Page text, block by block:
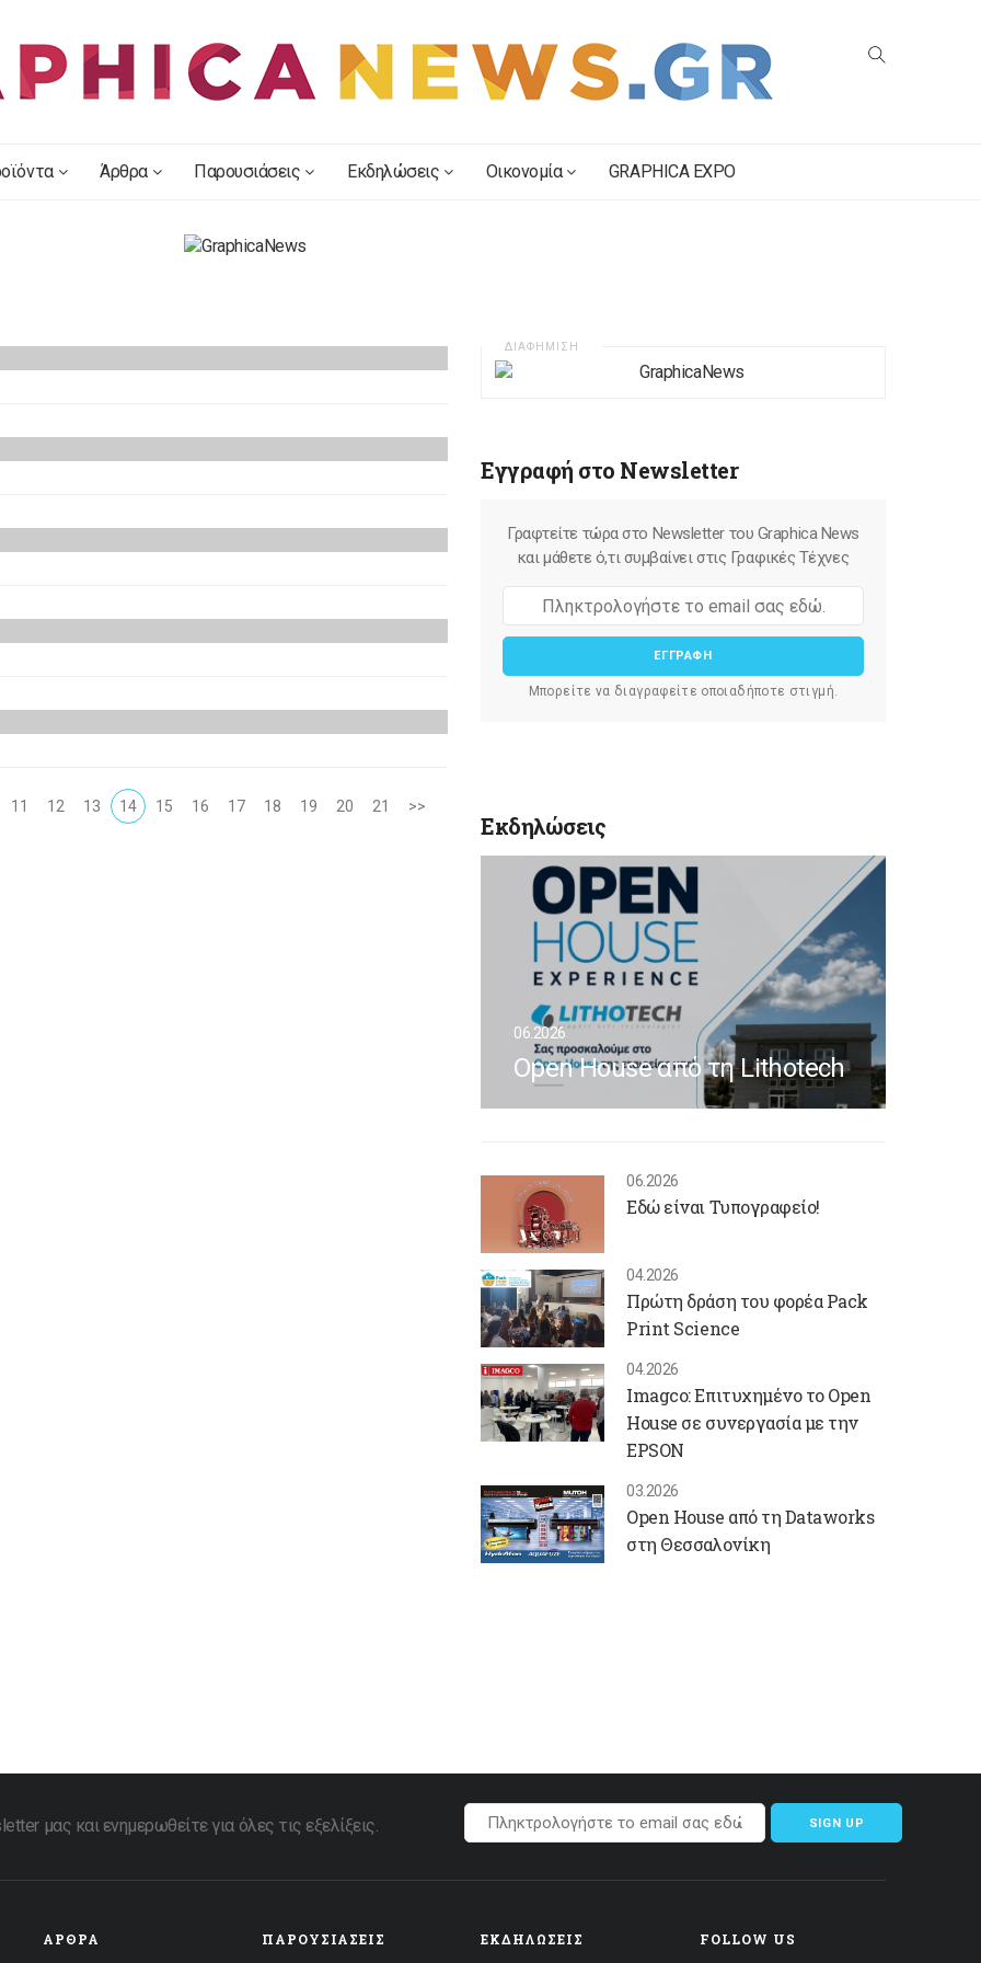
Άρθρα Παρουσιάσεις Εκδηλώσεις Οικονομία GRAPHICA EXPO
Διαχείρισης
11 12 13 14 15 16 17 18 19 20 21 >>
ΔΙΑΦΗΜΙΣΗ
Εγγραφή στο Newsletter
Γραφτείτε τώρα στο Newsletter του Graphica News
και μάθετε ό,τι συμβαίνει στις Γραφικές Τέχνες
ΕΓΓΡΑΦΗ
Μπορείτε να διαγραφείτε οποιαδήποτε στιγμή.
Εκδηλώσεις
06.2026
Open House από τη Lithotech
06.2026
Εδώ είναι Τυπογραφείο!
04.2026
Πρώτη δράση του φορέα Pack
Print Science
04.2026
Imagco: Επιτυχημένο το Open
House σε συνεργασία με την
EPSON
03.2026
Open House από τη Dataworks
στη Θεσσαλονίκη
μας και ενημερωθείτε για όλες τις εξελίξεις. SIGN UP
ΆΡΘΡΑ ΠΑΡΟΥΣΙΆΣΕΙΣ ΕΚΔΗΛΏΣΕΙΣ FOLLOW US